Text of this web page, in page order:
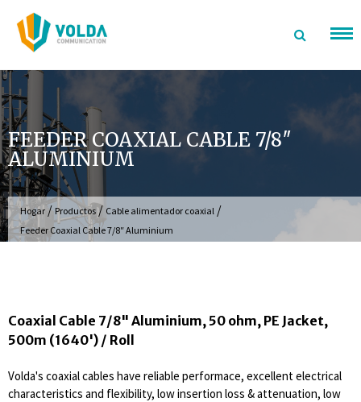
saltar
contenido
FEEDER COAXIAL CABLE 7/8″
ALUMINIUM
Hogar / Productos/ Cable alimentador coaxial /
Feeder Coaxial Cable 7/8″ Aluminium
Coaxial Cable 7/8" Aluminium, 50 ohm, PE Jacket,
500m (1640') / Roll
Volda's coaxial cables have reliable performace, excellent electrical
characteristics and flexibility, low insertion loss & attenuation, low